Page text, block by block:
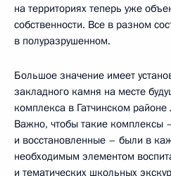
на территориях теперь уже
собственности. Все в разном
в полуразрушенном.
Большое значение имеет
закладного камня на месте
комплекса в Гатчинском
Важно, чтобы такие комплексы
и восстановленные – были в
необходимым элементом
и тематических школьных